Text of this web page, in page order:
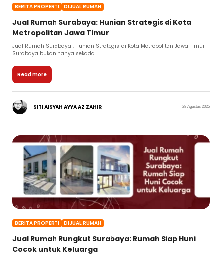
BERITA PROPERTI DIJUAL RUMAH
Jual Rumah Surabaya: Hunian Strategis di Kota
Metropolitan Jawa Timur
Jual Rumah Surabaya : Hunian Strategis di Kota Metropolitan Jawa Timur –
Surabaya bukan hanya sekada...
Read more
SITI AISYAH AYYA AZ ZAHIR 28 Agustus 2025
BERITA PROPERTI DIJUAL RUMAH
Jual Rumah Rungkut Surabaya: Rumah Siap Huni
Cocok untuk Keluarga